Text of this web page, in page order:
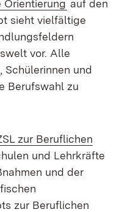
auf den
sieht vielfältige
vor. Alle
Schülerinnen und
Berufswahl zu
zur Beruflichen
Fenster)und Lehrkräfte
und der
zur Beruflichen